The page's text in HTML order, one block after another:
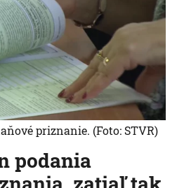
podania
priznanie. (Foto: STVR)